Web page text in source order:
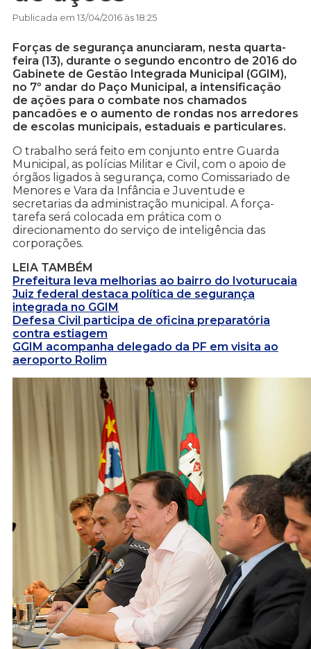
Publicada em 13/04/2016 às 18:25
Forças de segurança anunciaram, nesta quarta-
feira (13), durante o segundo encontro de 2016 do
Gabinete de Gestão Integrada Municipal (GGIM),
no 7º andar do Paço Municipal, a intensificação
de ações para o combate nos chamados
pancadões e o aumento de rondas nos arredores
de escolas municipais, estaduais e particulares.
O trabalho será feito em conjunto entre Guarda
Municipal, as polícias Militar e Civil, com o apoio de
órgãos ligados à segurança, como Comissariado de
Menores e Vara da Infância e Juventude e
secretarias da administração municipal. A força-
tarefa será colocada em prática com o
direcionamento do serviço de inteligência das
corporações.
LEIA TAMBÉM
Prefeitura leva melhorias ao bairro do Ivoturucaia
Juiz federal destaca política de segurança
integrada no GGIM
Defesa Civil participa de oficina preparatória
contra estiagem
GGIM acompanha delegado da PF em visita ao
aeroporto Rolim